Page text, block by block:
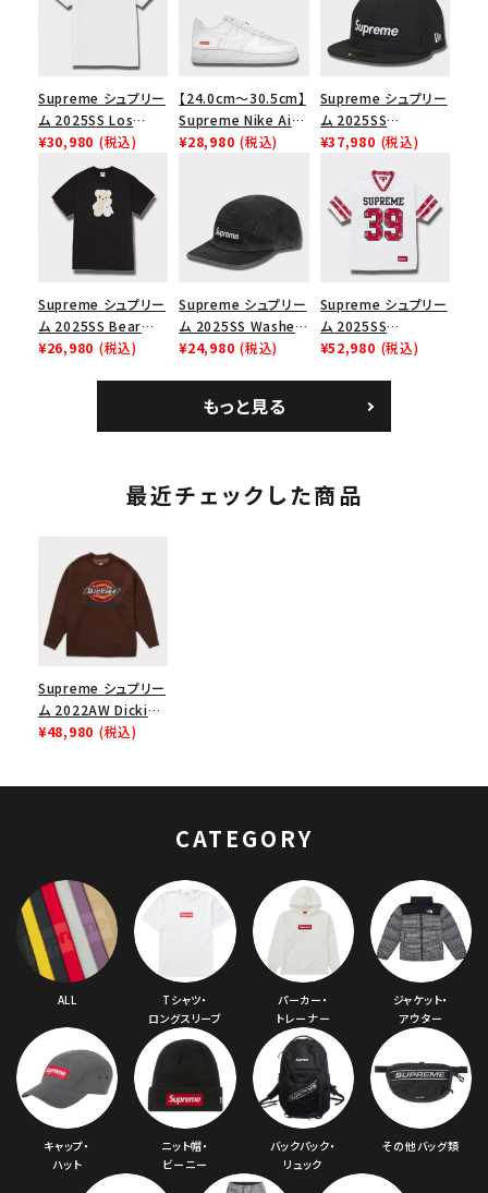
Supreme シュプリー
ム 2025SS Los
Angeles Fire Relief
Box Logo Tee ファ
イヤーリリーフボック
スロゴTシャツ ホワ
イト 白
¥30,980 (税込)
【24.0cm～30.5cm】
Supreme Nike Air
Force 1 Low シュプ
ューズ ホワイト
¥28,980 (税込)
Supreme シュプリー
ム 2025SS
Championship Box
チャンピオンシップボ
ックスロゴニューエラ
キャップ ブラック 黒
¥37,980 (税込)
Supreme シュプリー
ム 2025SS Bear
Tee ベア Tシャツ ブ
¥26,980 (税込)
Supreme シュプリー
ム 2025SS Washed
Chino Twill Camp
ブラック 黒
¥24,980 (税込)
Supreme シュプリー
ム 2025SS
Bandana Football
¥52,980 (税込)
もっと見る
最近チェックした商品
Supreme シュプリー
ム 2022AW Dickies
Sweater ディッキー
¥48,980 (税込)
CATEGORY
ALL
Tシャツ・
ロングスリーブ
パーカー・
トレーナー
ジャケット・
アウター
キャップ・
ハット
ニット帽・
ビーニー
バックパック・
リュック
その他バッグ類